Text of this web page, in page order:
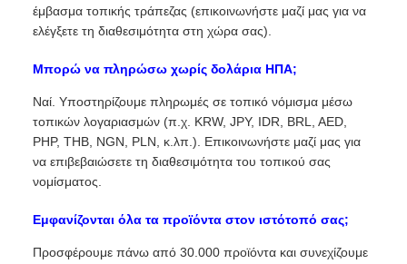
έμβασμα τοπικής τράπεζας (επικοινωνήστε μαζί μας για να
ελέγξετε τη διαθεσιμότητα στη χώρα σας).
Μπορώ να πληρώσω χωρίς δολάρια ΗΠΑ;
Ναί. Υποστηρίζουμε πληρωμές σε τοπικό νόμισμα μέσω
τοπικών λογαριασμών (π.χ. KRW, JPY, IDR, BRL, AED,
PHP, THB, NGN, PLN, κ.λπ.). Επικοινωνήστε μαζί μας για
να επιβεβαιώσετε τη διαθεσιμότητα του τοπικού σας
νομίσματος.
Εμφανίζονται όλα τα προϊόντα στον ιστότοπό σας;
Προσφέρουμε πάνω από 30.000 προϊόντα και συνεχίζουμε